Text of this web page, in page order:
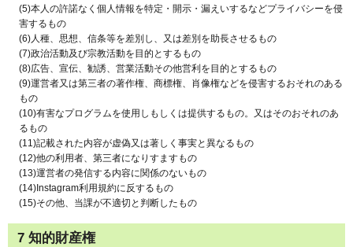
(5)本人の許諾なく個人情報を特定・開示・漏えいするなどプライバシーを侵
害するもの
(6)人種、思想、信条等を差別し、又は差別を助長させるもの
(7)政治活動及び宗教活動を目的とするもの
(8)広告、宣伝、勧誘、営業活動その他営利を目的とするもの
(9)運営者又は第三者の著作権、商標権、肖像権などを侵害するおそれのある
もの
(10)有害なプログラムを使用しもしくは提供するもの。又はそのおそれのあ
るもの
(11)記載された内容が虚偽又は著しく事実と異なるもの
(12)他の利用者、第三者になりすますもの
(13)運営者の発信する内容に関係のないもの
(14)Instagram利用規約に反するもの
(15)その他、当課が不適切と判断したもの
7 知的財産権